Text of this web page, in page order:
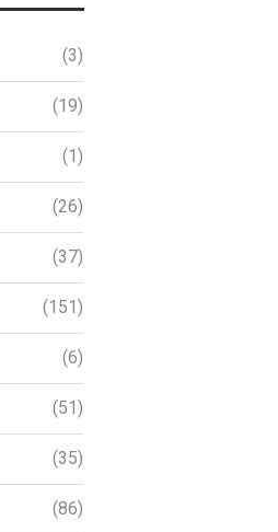
(3)
(19)
(1)
(26)
(37)
(151)
(6)
(51)
(35)
(86)